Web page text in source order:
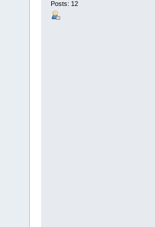
Posts: 12